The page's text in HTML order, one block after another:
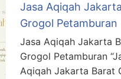
Jasa Aqiqah
Grogol Petamburan
Jasa Aqiqah Jakarta
Grogol Petamburan
Aqiqah Jakarta Barat